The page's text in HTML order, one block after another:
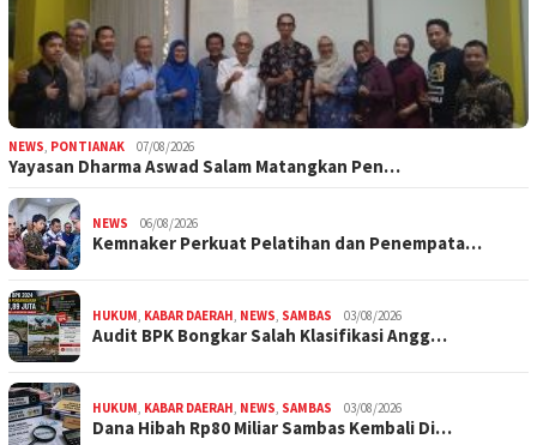
NEWS PONTIANAK 07/08/2026
Yayasan Dharma Aswad Salam Matangkan Pen…
NEWS 06/08/2026
Kemnaker Perkuat Pelatihan dan Penempata…
HUKUM KABAR DAERAH NEWS SAMBAS 03/08/2026
Audit BPK Bongkar Salah Klasifikasi Angg…
HUKUM KABAR DAERAH NEWS SAMBAS 03/08/2026
Dana Hibah Rp80 Miliar Sambas Kembali Di…